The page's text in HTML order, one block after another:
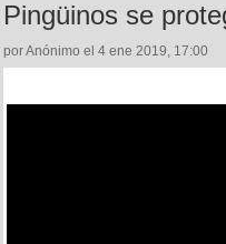
Pingüinos se
por Anónimo el 4 ene 2019, 17:00